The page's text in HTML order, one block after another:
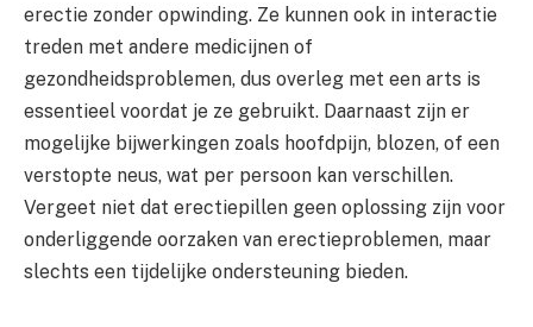
erectie zonder opwinding. Ze kunnen ook in interactie
treden met andere medicijnen of
gezondheidsproblemen, dus overleg met een arts is
essentieel voordat je ze gebruikt. Daarnaast zijn er
mogelijke bijwerkingen zoals hoofdpijn, blozen, of een
verstopte neus, wat per persoon kan verschillen.
Vergeet niet dat erectiepillen geen oplossing zijn voor
onderliggende oorzaken van erectieproblemen, maar
slechts een tijdelijke ondersteuning bieden.